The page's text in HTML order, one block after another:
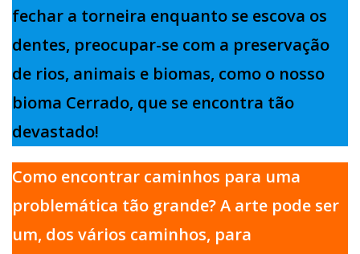
fechar a torneira enquanto se escova os
dentes, preocupar-se com a preservação
de rios, animais e biomas, como o nosso
bioma Cerrado, que se encontra tão
devastado!
Como encontrar caminhos para uma
problemática tão grande? A arte pode ser
um, dos vários caminhos, para